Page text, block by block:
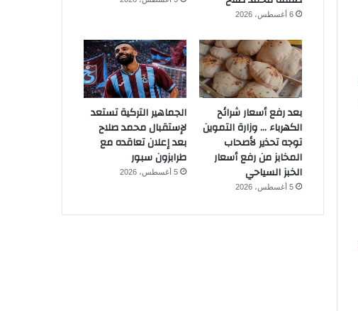
6 أغسطس، 2026
بعد رفع أسعار شرائح
الكهرباء … وزارة التموين
توجه تحذير لأصحاب
المخابز من رفع أسعار
الخبز السياحي
5 أغسطس، 2026
الجماهير التركية تستعد
لإستقبال محمد صلاح
بعد إعلان تعاقده مع
طرابزون سبور
5 أغسطس، 2026